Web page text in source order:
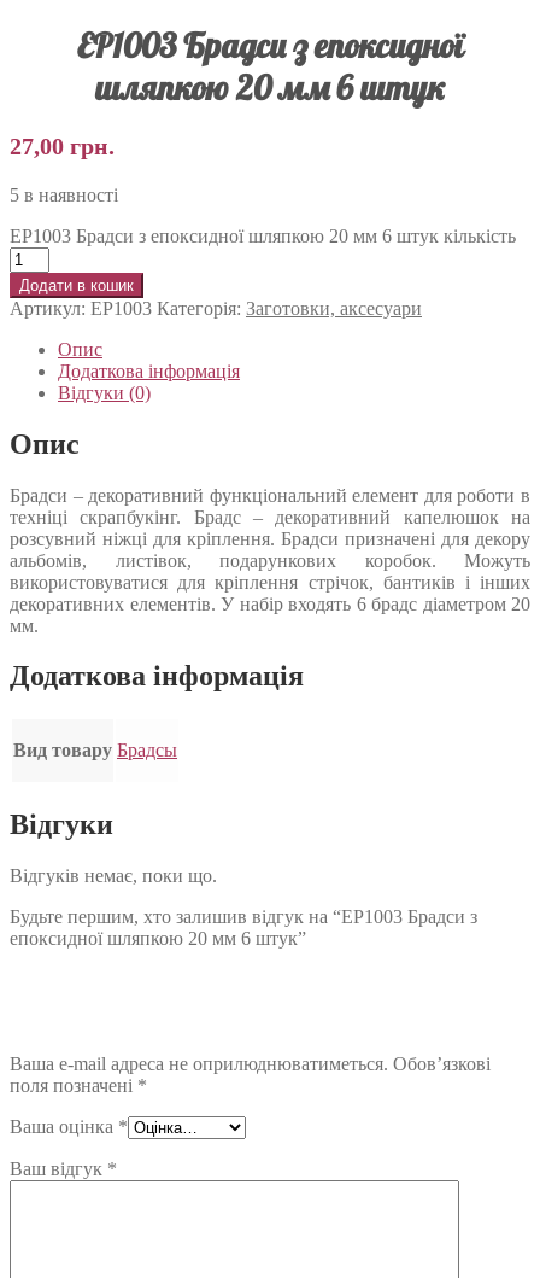
EP1003 Брадси з епоксидної
шляпкою 20 мм 6 штук
27,00 грн.
5 в наявності
EP1003 Брадси з епоксидної шляпкою 20 мм 6 штук кількість
Додати в кошик
Артикул: EP1003 Категорія: Заготовки, аксесуари
Опис
Додаткова інформація
Відгуки (0)
Опис
Брадси – декоративний функціональний елемент для роботи в
техніці скрапбукінг. Брадс – декоративний капелюшок на
розсувний ніжці для кріплення. Брадси призначені для декору
альбомів, листівок, подарункових коробок. Можуть
використовуватися для кріплення стрічок, бантиків і інших
декоративних елементів. У набір входять 6 брадс діаметром 20
мм.
Додаткова інформація
Вид товару Брадсы
Відгуки
Відгуків немає, поки що.
Будьте першим, хто залишив відгук на “EP1003 Брадси з
епоксидної шляпкою 20 мм 6 штук”
Ваша e-mail адреса не оприлюднюватиметься. Обов’язкові
поля позначені *
Ваша оцінка *
Ваш відгук *